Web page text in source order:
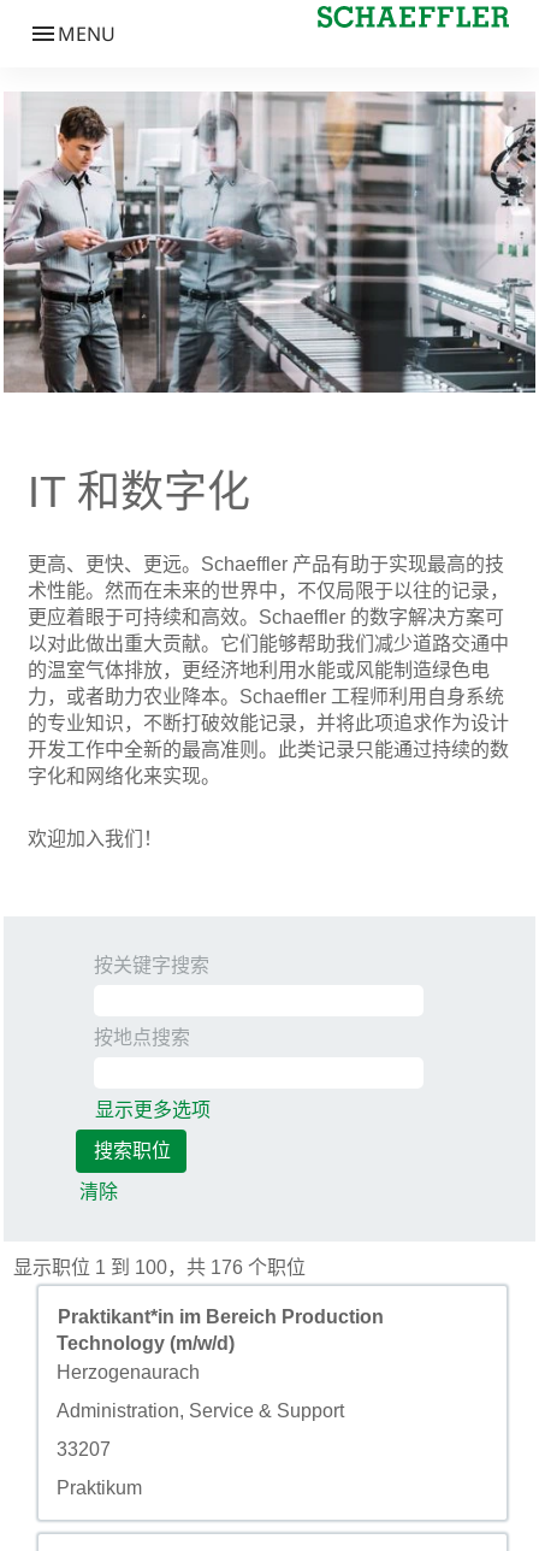
IT 和数字化
更高、更快、更远。Schaeffler 产品有助于实现最高的技
术性能。然而在未来的世界中，不仅局限于以往的记录，
更应着眼于可持续和高效。Schaeffler 的数字解决方案可
以对此做出重大贡献。它们能够帮助我们减少道路交通中
的温室气体排放，更经济地利用水能或风能制造绿色电
力，或者助力农业降本。Schaeffler 工程师利用自身系统
的专业知识，不断打破效能记录，并将此项追求作为设计
开发工作中全新的最高准则。此类记录只能通过持续的数
字化和网络化来实现。
欢迎加入我们！
按关键字搜索
按地点搜索
显示更多选项
清除
显示职位 1 到 100，共 176 个职位
职务
Praktikant*in im Bereich Production
Technology (m/w/d)
城市
Herzogenaurach
自定义字段 2
Administration, Service & Support
自定义字段 3
33207
自定义字段 4
Praktikum
使用空格键进行选择以查看职位信息的完整内容。